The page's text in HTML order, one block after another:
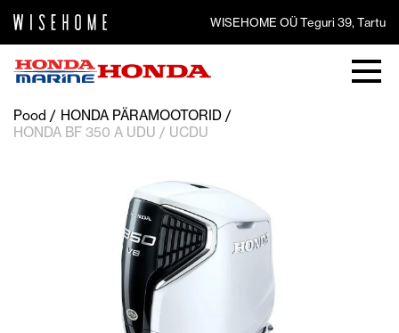
WISEHOME OÜ Teguri 39, Tartu
Pood
HONDA PÄRAMOOTORID
HONDA BF 350 A UDU / UCDU